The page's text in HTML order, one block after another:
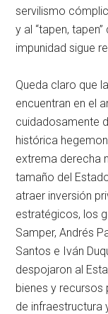
servilismo
y al “tapen,
impunidad sigue
Queda claro que
encuentran en el
cuidadosamente
histórica
extrema derecha
tamaño del
atraer inversión
estratégicos, los
Samper, Andrés
Santos e Iván
despojaron al
bienes y recursos
de infraestructura